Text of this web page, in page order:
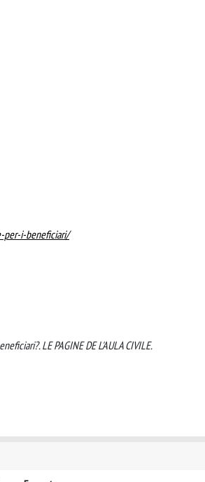
per-i-beneficiari/
LE PAGINE DE L'AULA CIVILE.